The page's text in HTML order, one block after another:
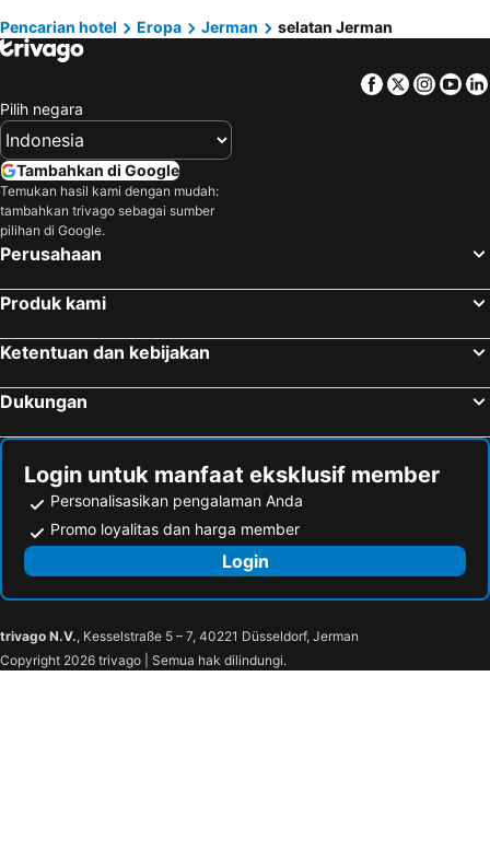
Hotel di Penang
Hotel di Mecca Region
Hotel di Lampung
Hotel di Sunshine Coast
Hotel di Malaysia
Hotel di Zurich
Hotel di Valencia
Hotel di Los Angeles
Pencarian hotel Eropa Jerman selatan Jerman
Facebook
Twitter
Pilih negara
Tambahkan di Google
Temukan hasil kami dengan mudah:
tambahkan trivago sebagai sumber
pilihan di Google.
Perusahaan
Produk kami
Ketentuan dan kebijakan
Dukungan
Login untuk manfaat eksklusif member
Personalisasikan pengalaman Anda
Promo loyalitas dan harga member
Login
trivago N.V., Kesselstraße 5 – 7, 40221 Düsseldorf, Jerman
Copyright 2026 trivago | Semua hak dilindungi.